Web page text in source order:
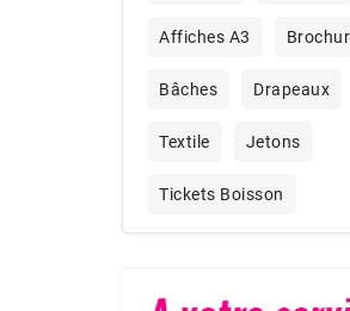
Affiches A3
Bâches Drapeaux
Textile Jetons
Tickets Boisson